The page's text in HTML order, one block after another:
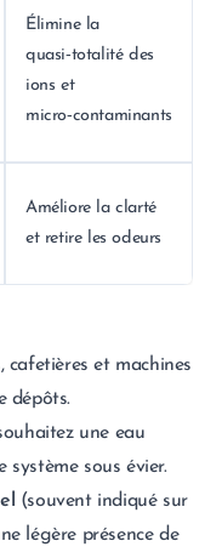
Élimine la
quasi‑totalité des
ions et
micro‑contaminants
Améliore la clarté
et retire les odeurs
cafetières et machines
dépôts.
une eau
système sous évier.
(souvent indiqué sur
légère présence de